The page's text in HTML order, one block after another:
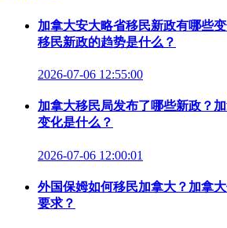
加拿大安大略省移民新政有哪些
移民新政的趋势是什么？
2026-07-06 12:55:00
加拿大移民局发布了哪些新政？
变化是什么？
2026-07-06 12:00:01
外国保姆如何移民加拿大？加拿
要求？